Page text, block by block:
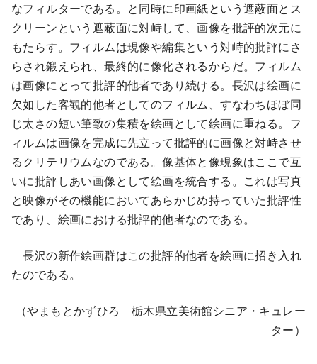
なフィルターである。と同時に印画紙という遮蔽面とス
クリーンという遮蔽面に対峙して、画像を批評的次元に
もたらす。フィルムは現像や編集という対峙的批評にさ
らされ鍛えられ、最終的に像化されるからだ。フィルム
は画像にとって批評的他者であり続ける。長沢は絵画に
欠如した客観的他者としてのフィルム、すなわちほぼ同
じ太さの短い筆致の集積を絵画として絵画に重ねる。フ
ィルムは画像を完成に先立って批評的に画像と対峙させ
るクリテリウムなのである。像基体と像現象はここで互
いに批評しあい画像として絵画を統合する。これは写真
と映像がその機能においてあらかじめ持っていた批評性
であり、絵画における批評的他者なのである。
長沢の新作絵画群はこの批評的他者を絵画に招き入れ
たのである。
（やまもとかずひろ 栃木県立美術館シニア・キュレー
ター）